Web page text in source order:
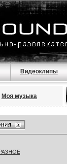
Видеоклипы
Моя музыка